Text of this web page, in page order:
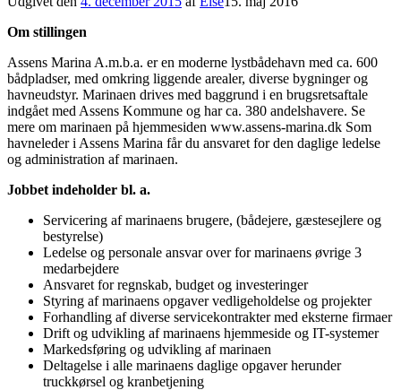
Om stillingen
Assens Marina A.m.b.a. er en moderne lystbådehavn med ca. 600
bådpladser, med omkring liggende arealer, diverse bygninger og
havneudstyr. Marinaen drives med baggrund i en brugsretsaftale
indgået med Assens Kommune og har ca. 380 andelshavere. Se
mere om marinaen på hjemmesiden www.assens-marina.dk Som
havneleder i Assens Marina får du ansvaret for den daglige ledelse
og administration af marinaen.
Jobbet indeholder bl. a.
Servicering af marinaens brugere, (bådejere, gæstesejlere og
bestyrelse)
Ledelse og personale ansvar over for marinaens øvrige 3
medarbejdere
Ansvaret for regnskab, budget og investeringer
Styring af marinaens opgaver vedligeholdelse og projekter
Forhandling af diverse servicekontrakter med eksterne firmaer
Drift og udvikling af marinaens hjemmeside og IT-systemer
Markedsføring og udvikling af marinaen
Deltagelse i alle marinaens daglige opgaver herunder
truckkørsel og kranbetjening